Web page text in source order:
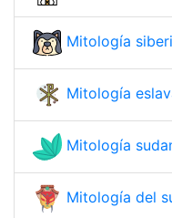
Mitología
Mitología
Mitología
Mitología del